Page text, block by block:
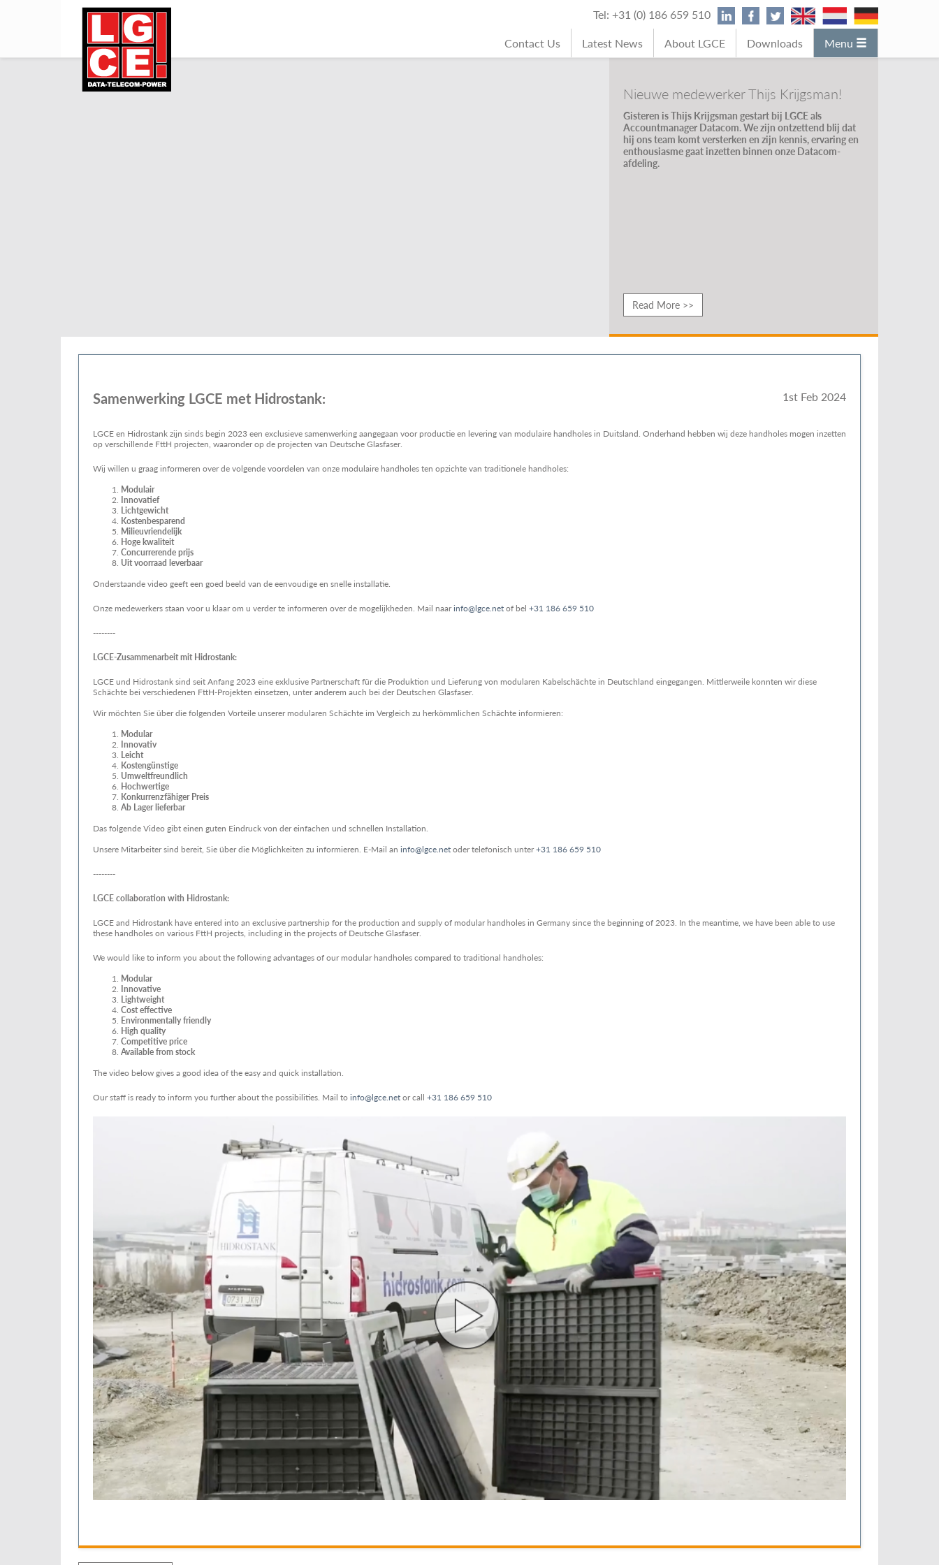
Tel: +31 (0) 186 659 510
Contact Us
Latest News About LGCE Downloads Menu
Nieuwe medewerker Thijs Krijgsman!
Gisteren is Thijs Krijgsman gestart bij LGCE als
Accountmanager Datacom. We zijn ontzettend blij dat
hij ons team komt versterken en zijn kennis, ervaring en
enthousiasme gaat inzetten binnen onze Datacom-
afdeling.
Read More >>
1st Feb 2024
Samenwerking LGCE met Hidrostank:
LGCE en Hidrostank zijn sinds begin 2023 een exclusieve samenwerking aangegaan voor productie en levering van modulaire handholes in Duitsland. Onderhand hebben wij deze handholes mogen inzetten
op verschillende FttH projecten, waaronder op de projecten van Deutsche Glasfaser.
Wij willen u graag informeren over de volgende voordelen van onze modulaire handholes ten opzichte van traditionele handholes:
Modulair
Innovatief
Lichtgewicht
Kostenbesparend
Milieuvriendelijk
Hoge kwaliteit
Concurrerende prijs
Uit voorraad leverbaar
Onderstaande video geeft een goed beeld van de eenvoudige en snelle installatie.
Onze medewerkers staan voor u klaar om u verder te informeren over de mogelijkheden. Mail naarinfo@lgce.netof bel +31 186 659 510
--------
LGCE-Zusammenarbeit mit Hidrostank:
LGCE und Hidrostank sind seit Anfang 2023 eine exklusive Partnerschaft für die Produktion und Lieferung von modularen Kabelschächte in Deutschland eingegangen. Mittlerweile konnten wir diese
Schächte bei verschiedenen FttH-Projekten einsetzen, unter anderem auch bei der Deutschen Glasfaser.
Wir möchten Sie über die folgenden Vorteile unserer modularen Schächte im Vergleich zu herkömmlichen Schächte informieren:
Modular
Innovativ
Leicht
Kostengünstige
Umweltfreundlich
Hochwertige
Konkurrenzfähiger Preis
Ab Lager lieferbar
Das folgende Video gibt einen guten Eindruck von der einfachen und schnellen Installation.
Unsere Mitarbeiter sind bereit, Sie über die Möglichkeiten zu informieren. E-Mail an info@lgce.netoder telefonisch unter+31 186 659 510
--------
LGCE collaboration with Hidrostank:
LGCE and Hidrostank have entered into an exclusive partnership for the production and supply of modular handholes in Germany since the beginning of 2023. In the meantime, we have been able to use
these handholes on various FttH projects, including in the projects of Deutsche Glasfaser.
We would like to inform you about the following advantages of our modular handholes compared to traditional handholes:
Modular
Innovative
Lightweight
Cost effective
Environmentally friendly
High quality
Competitive price
Available from stock
The video below gives a good idea of the easy and quick installation.
Our staff is ready to inform you further about the possibilities. Mail toinfo@lgce.netor call +31 186 659 510